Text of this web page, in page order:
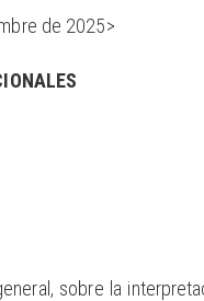
de 2025>
sobre la